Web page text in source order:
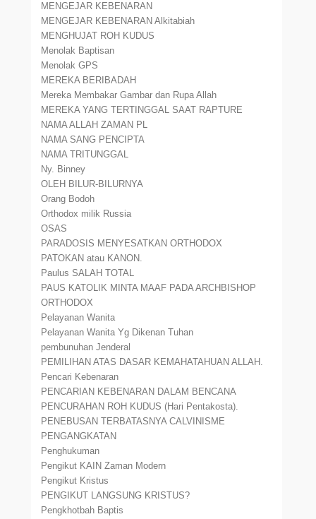
MENGEJAR KEBENARAN
MENGEJAR KEBENARAN Alkitabiah
MENGHUJAT ROH KUDUS
Menolak Baptisan
Menolak GPS
MEREKA BERIBADAH
Mereka Membakar Gambar dan Rupa Allah
MEREKA YANG TERTINGGAL SAAT RAPTURE
NAMA ALLAH ZAMAN PL
NAMA SANG PENCIPTA
NAMA TRITUNGGAL
Ny. Binney
OLEH BILUR-BILURNYA
Orang Bodoh
Orthodox milik Russia
OSAS
PARADOSIS MENYESATKAN ORTHODOX
PATOKAN atau KANON.
Paulus SALAH TOTAL
PAUS KATOLIK MINTA MAAF PADA ARCHBISHOP
ORTHODOX
Pelayanan Wanita
Pelayanan Wanita Yg Dikenan Tuhan
pembunuhan Jenderal
PEMILIHAN ATAS DASAR KEMAHATAHUAN ALLAH.
Pencari Kebenaran
PENCARIAN KEBENARAN DALAM BENCANA
PENCURAHAN ROH KUDUS (Hari Pentakosta).
PENEBUSAN TERBATASNYA CALVINISME
PENGANGKATAN
Penghukuman
Pengikut KAIN Zaman Modern
Pengikut Kristus
PENGIKUT LANGSUNG KRISTUS?
Pengkhotbah Baptis